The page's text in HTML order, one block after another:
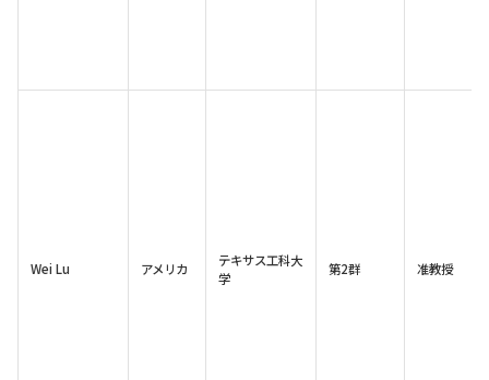
Wei Lu アメリカ
テキサス工科大
学
第2群 准教授